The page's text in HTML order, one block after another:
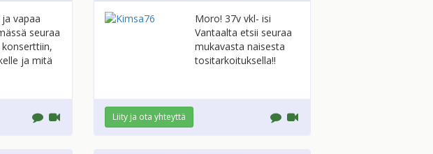
vapaa
seuraa
ja mitä
Moro! 37v vkl- isi
Vantaalta etsii seuraa
mukavasta naisesta
tositarkoituksella!!
Liity ja ota yhteyttä